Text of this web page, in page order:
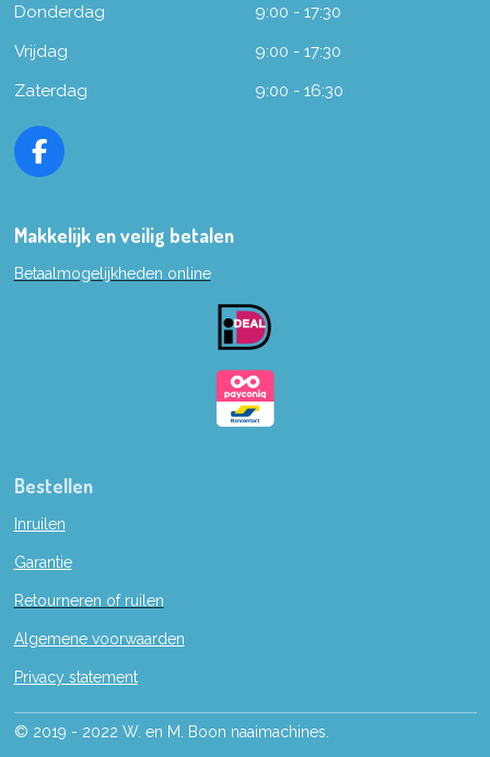
Donderdag
9:00 - 17:30
Vrijdag
9:00 - 17:30
Zaterdag
9:00 - 16:30
F
e
o
Makkelijk en veilig betalen
Betaalmogelijkheden online
Bestellen
Inruilen
Garantie
Retourneren of ruilen
Algemene voorwaarden
Privacy statement
© 2019 - 2022 W. en M. Boon naaimachines.